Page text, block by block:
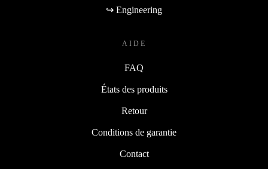
↪ Engineering
AIDE
FAQ
États des produits
Retour
Conditions de garantie
Contact